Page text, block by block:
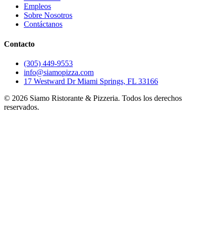
Empleos
Sobre Nosotros
Contáctanos
Contacto
(305) 449-9553
info@siamopizza.com
17 Westward Dr Miami Springs, FL 33166
© 2026 Siamo Ristorante & Pizzeria. Todos los derechos
reservados.